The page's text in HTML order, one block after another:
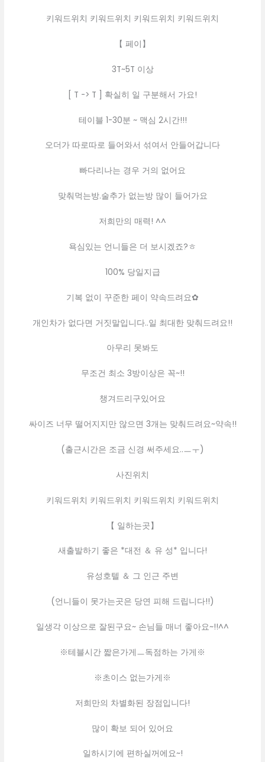
키워드위치 키워드위치 키워드위치 키워드위치
【 페이】
3T~5T 이상
[ T -> T ] 확실히 일 구분해서 가요!
테이블 1-30분 ~ 맥심 2시간!!!
오더가 따로따로 들어와서 섞여서 안들어갑니다
빠다리나는 경우 거의 없어요
맞춰먹는방.술추가 없는방 많이 들어가요
저희만의 매력! ^^
욕심있는 언니들은 더 보시겠죠?ㅎ
100% 당일지급
기복 없이 꾸준한 페이 약속드려요✿
개인차가 없다면 거짓말입니다..일 최대한 맞춰드려요!!
아무리 못봐도
무조건 최소 3방이상은 꼭~!!
챙겨드리구있어요
싸이즈 너무 떨어지지만 않으면 3개는 맞춰드려요~약속!!
(출근시간은 조금 신경 써주세요..ㅡㅜ)
사진위치
키워드위치 키워드위치 키워드위치 키워드위치
【 일하는곳】
새출발하기 좋은 *대전 ＆ 유 성* 입니다!
유성호텔 ＆ 그 인근 주변
(언니들이 못가는곳은 당연 피해 드립니다!!)
일생각 이상으로 잘된구요~ 손님들 매너 좋아요~!!^^
※테블시간 짧은가게ㅡ독점하는 가게※
※초이스 없는가게※
저희만의 차별화된 장점입니다!
많이 확보 되어 있어요
일하시기에 편하실꺼에요~!